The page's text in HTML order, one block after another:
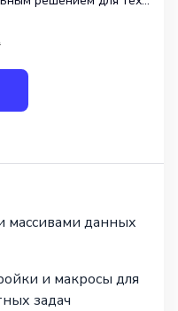
с программами 1С:
и Excel, которые
массивами данных
и макросы для
задач